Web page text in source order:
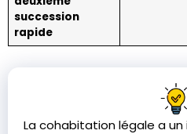
succession
rapide
La cohabitation légale a